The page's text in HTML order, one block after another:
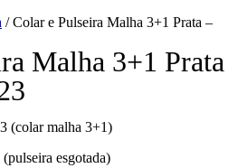
/ Colar e Pulseira Malha 3+1 Prata –
Malha 3+1 Prata
(colar malha 3+1)
esgotada)